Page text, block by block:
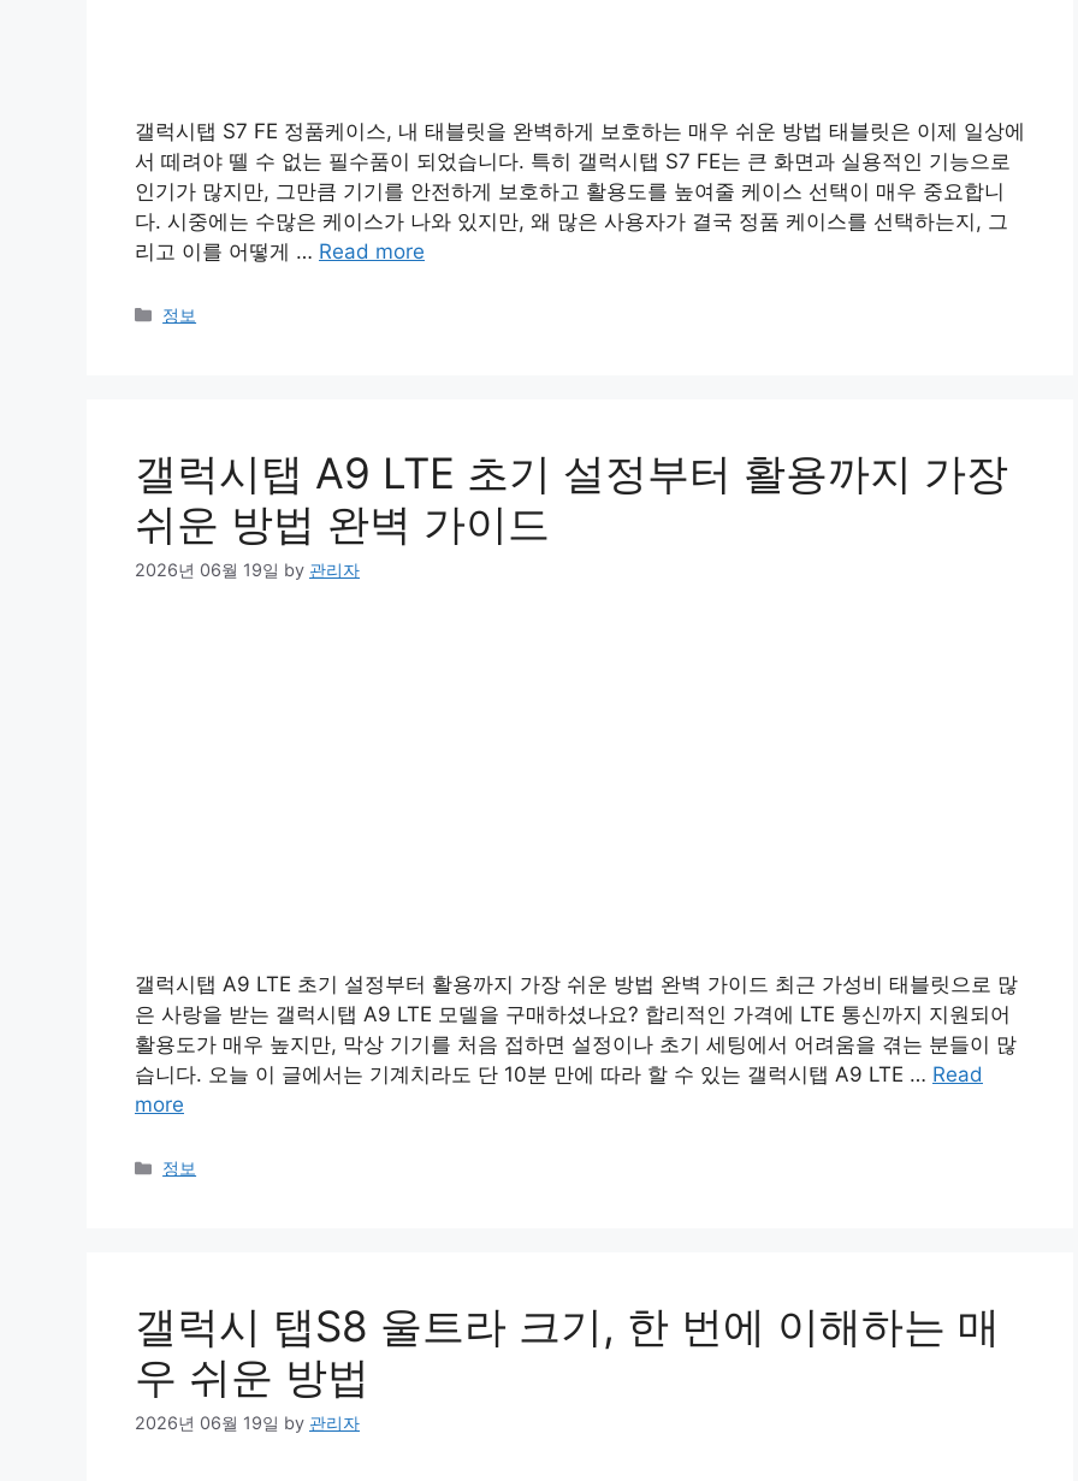
갤럭시탭 S7 FE 정품케이스, 내 태블릿을 완벽하게 보호하는 매우 쉬운 방법 태블릿은 이제 일상에
서 떼려야 뗄 수 없는 필수품이 되었습니다. 특히 갤럭시탭 S7 FE는 큰 화면과 실용적인 기능으로
인기가 많지만, 그만큼 기기를 안전하게 보호하고 활용도를 높여줄 케이스 선택이 매우 중요합니
다. 시중에는 수많은 케이스가 나와 있지만, 왜 많은 사용자가 결국 정품 케이스를 선택하는지, 그
리고 이를 어떻게 … Read more
Categories
정보
갤럭시탭 A9 LTE 초기 설정부터 활용까지 가장
쉬운 방법 완벽 가이드
2026년 06월 19일 by 관리자
갤럭시탭 A9 LTE 초기 설정부터 활용까지 가장 쉬운 방법 완벽 가이드 최근 가성비 태블릿으로 많
은 사랑을 받는 갤럭시탭 A9 LTE 모델을 구매하셨나요? 합리적인 가격에 LTE 통신까지 지원되어
활용도가 매우 높지만, 막상 기기를 처음 접하면 설정이나 초기 세팅에서 어려움을 겪는 분들이 많
습니다. 오늘 이 글에서는 기계치라도 단 10분 만에 따라 할 수 있는 갤럭시탭 A9 LTE … Read
more
Categories
정보
갤럭시 탭S8 울트라 크기, 한 번에 이해하는 매
우 쉬운 방법
2026년 06월 19일 by 관리자